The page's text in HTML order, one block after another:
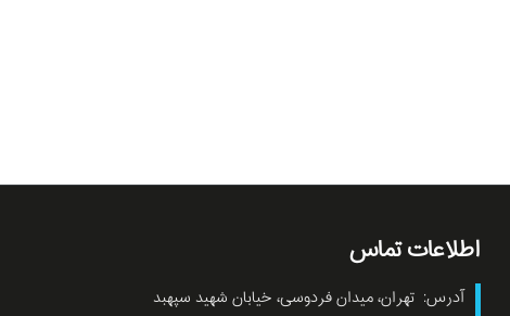
اطلاعات تماس
آدرس: تهران، میدان فردوسی، خیابان شهید سپهبد